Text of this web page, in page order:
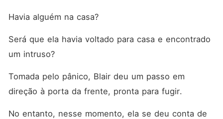
Havia alguém na casa?
Será que ela havia voltado para casa e encontrado
um intruso?
Tomada pelo pânico, Blair deu um passo em
direção à porta da frente, pronta para fugir.
No entanto, nesse momento, ela se deu conta de